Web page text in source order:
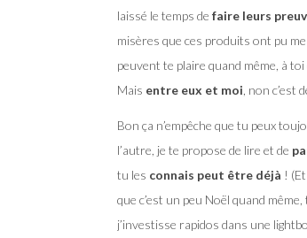
laissé le temps de faire leurs
misères que ces produits ont pu
peuvent te plaire quand même, à
Mais entre eux et moi , non
Bon ça n’empêche que tu peux
l’autre, je te propose de lire et de
tu les connais peut être déjà !
que c’est un peu Noël quand
j’investisse rapidos dans une